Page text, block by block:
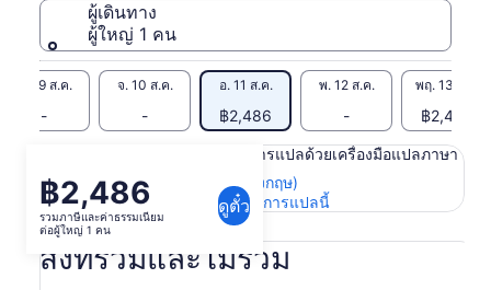
ผู้เดินทาง
ผู้ใหญ่ 1 คน
อา. 9 ส.ค.
-
จ. 10 ส.ค.
-
อ. 11 ส.ค.
฿2,486
พ. 12 ส.ค.
-
พฤ. 13 ส.ค.
฿2,486
ราคา
อยู่
฿2,486
฿2,486
รวมภาษีและค่าธรรมเนียม
ต่อผู้ใหญ่ 1 คน
ดูตั๋ว
เนื้อหาในหน้านี้อาจได้รับการแปลด้วยเครื่องมือแปลภาษา
ดูข้อความต้นฉบับ (ภาษาอังกฤษ)
ให้คะแนนและความคิดเห็นการแปลนี้
แท็บ
สิ่งที่รวมและไม่รวม